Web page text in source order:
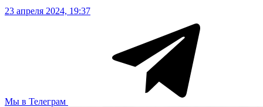
23 апреля 2024, 19:37
Мы в Телеграм